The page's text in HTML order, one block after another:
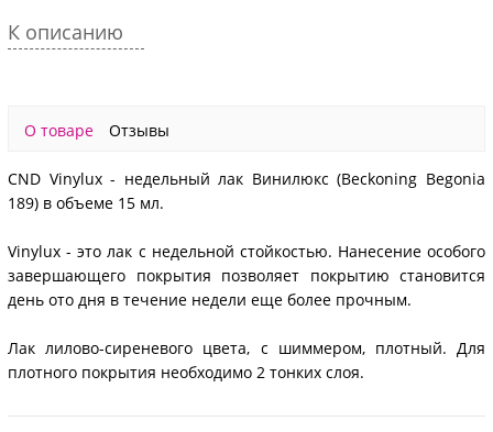
К описанию
О товаре Отзывы
CND Vinylux - недельный лак Винилюкс (Beckoning Begonia
189) в объеме 15 мл.
Vinylux - это лак с недельной стойкостью. Нанесение особого
завершающего покрытия позволяет покрытию становится
день ото дня в течение недели еще более прочным.
Лак лилово-сиреневого цвета, с шиммером, плотный. Для
плотного покрытия необходимо 2 тонких слоя.